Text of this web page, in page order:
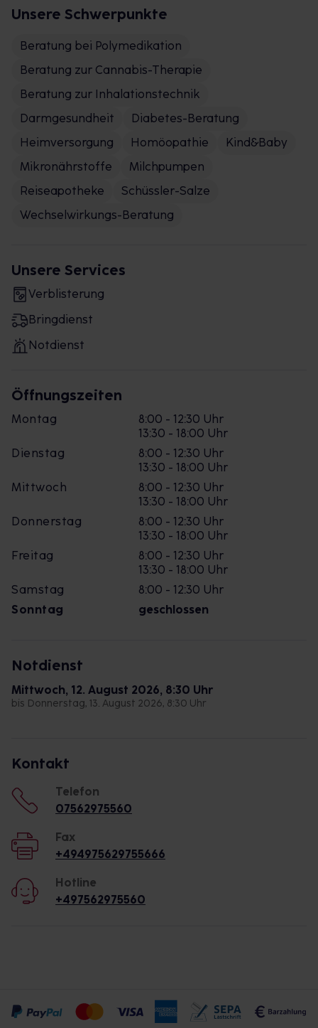
Unsere Schwerpunkte
Beratung bei Polymedikation
Beratung zur Cannabis-Therapie
Beratung zur Inhalationstechnik
Darmgesundheit
Diabetes-Beratung
Heimversorgung
Homöopathie
Kind&Baby
Mikronährstoffe
Milchpumpen
Reiseapotheke
Schüssler-Salze
Wechselwirkungs-Beratung
Unsere Services
Verblisterung
Bringdienst
Notdienst
Öffnungszeiten
Montag
8:00 - 12:30 Uhr
13:30 - 18:00 Uhr
Dienstag
8:00 - 12:30 Uhr
13:30 - 18:00 Uhr
Mittwoch
8:00 - 12:30 Uhr
13:30 - 18:00 Uhr
Donnerstag
8:00 - 12:30 Uhr
13:30 - 18:00 Uhr
Freitag
8:00 - 12:30 Uhr
13:30 - 18:00 Uhr
Samstag
8:00 - 12:30 Uhr
Sonntag
geschlossen
Notdienst
Mittwoch, 12. August 2026, 8:30 Uhr
bis Donnerstag, 13. August 2026, 8:30 Uhr
Kontakt
Telefon
07562975560
Fax
+494975629755666
Hotline
+497562975560